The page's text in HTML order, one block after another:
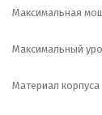
Максимальная
Максимальный
Материал корпуса